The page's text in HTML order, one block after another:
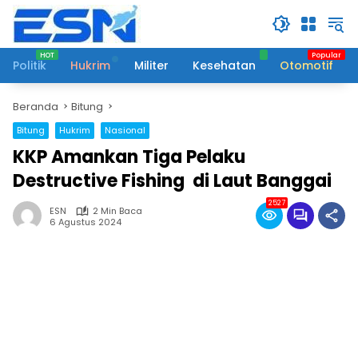
Langsung
konten
Politik
Hukrim Militer Kesehatan Otomotif
Beranda Bitung
Bitung Hukrim Nasional
KKP Amankan Tiga Pelaku
Destructive Fishing di Laut Banggai
ESN
2 Min Baca
6 Agustus 2024
2527